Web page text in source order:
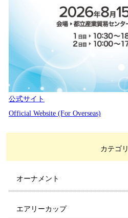
公式サイト
Official Website (For Overseas)
カテゴリ
オーナメント
エアリーカップ